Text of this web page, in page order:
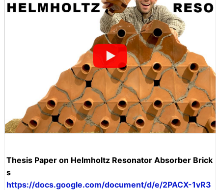
Thesis Paper on Helmholtz Resonator Absorber Brick
s
https://docs.google.com/document/d/e/2PACX-1vR3